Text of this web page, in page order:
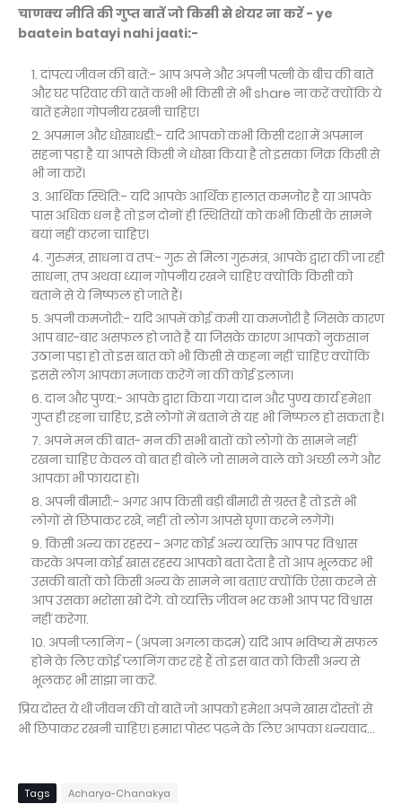
चाणक्य नीति की गुप्त बातें जो किसी से शेयर ना करें - ye
baatein batayi nahi jaati:-
दांपत्य जीवन की बातें:- आप अपने और अपनी पत्नी के बीच की बातें
और घर परिवार की बातें कभी भी किसी से भी share ना करें क्योंकि ये
बातें हमेशा गोपनीय रखनी चाहिए।
अपमान और धोखाधड़ी:- यदि आपको कभी किसी दशा में अपमान
सहना पड़ा है या आपसे किसी ने धोखा किया है तो इसका जिक्र किसी से
भी ना करें।
आर्थिक स्थिति:- यदि आपके आर्थिक हालात कमजोर है या आपके
पास अधिक धन है तो इन दोनों ही स्थितियों को कभी किसी के सामने
बयां नहीं करना चाहिए।
गुरुमंत्र, साधना व तप:- गुरु से मिला गुरुमंत्र, आपके द्वारा की जा रही
साधना, तप अथवा ध्यान गोपनीय रखने चाहिए क्योंकि किसी को
बताने से ये निष्फल हो जाते हैं।
अपनी कमजोरी:- यदि आपमें कोई कमी या कमजोरी है जिसके कारण
आप बार-बार असफल हो जाते है या जिसके कारण आपको नुकसान
उठाना पड़ा हो तो इस बात को भी किसी से कहना नहीं चाहिए क्योंकि
इससे लोग आपका मजाक करेंगें ना की कोई इलाज।
दान और पुण्य:- आपके द्वारा किया गया दान और पुण्य कार्य हमेशा
गुप्त ही रहना चाहिए, इसे लोगों में बताने से यह भी निष्फल हो सकता है।
अपने मन की बात- मन की सभी बातों को लोगों के सामने नहीं
रखना चाहिए केवल वो बात ही बोलें जो सामने वाले को अच्छी लगे और
आपका भी फायदा हो।
अपनी बीमारी:- अगर आप किसी बड़ी बीमारी से ग्रस्त है तो इसे भी
लोगों से छिपाकर रखें, नहीं तो लोग आपसे घृणा करने लगेंगें।
किसी अन्य का रहस्य - अगर कोई अन्य व्यक्ति आप पर विश्वास
करके अपना कोई खास रहस्य आपको बता देता है तो आप भूलकर भी
उसकी बातों को किसी अन्य के सामने ना बताएं क्योंकि ऐसा करने से
आप उसका भरोसा खो देंगे. वो व्यक्ति जीवन भर कभी आप पर विश्वास
नहीं करेगा.
अपनी प्लानिंग - (अपना अगला कदम) यदि आप भविष्य में सफल
होने के लिए कोई प्लानिंग कर रहे हैं तो इस बात को किसी अन्य से
भूलकर भी सांझा ना करें.
प्रिय दोस्त ये थी जीवन की वो बातें जो आपको हमेशा अपने खास दोस्तों से
भी छिपाकर रखनी चाहिए। हमारा पोस्ट पढ़ने के लिए आपका धन्यवाद...
Tags Acharya-Chanakya